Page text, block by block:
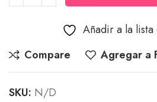
Añadir a la lista
Compare
Agregar a
SKU: N/D